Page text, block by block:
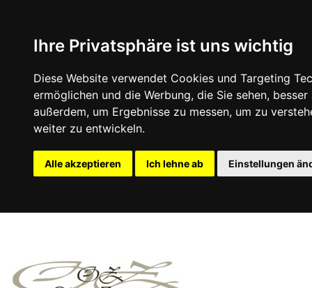
Ihre Privatsphäre ist uns wichtig
Diese Website verwendet Cookies und Targeting
ermöglichen und die Werbung, die Sie sehen,
außerdem, um Ergebnisse zu messen, um zu
weiter zu entwickeln.
Alle akzeptieren Ich lehne ab Einstellungen